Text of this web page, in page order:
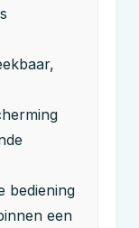
bediening
een